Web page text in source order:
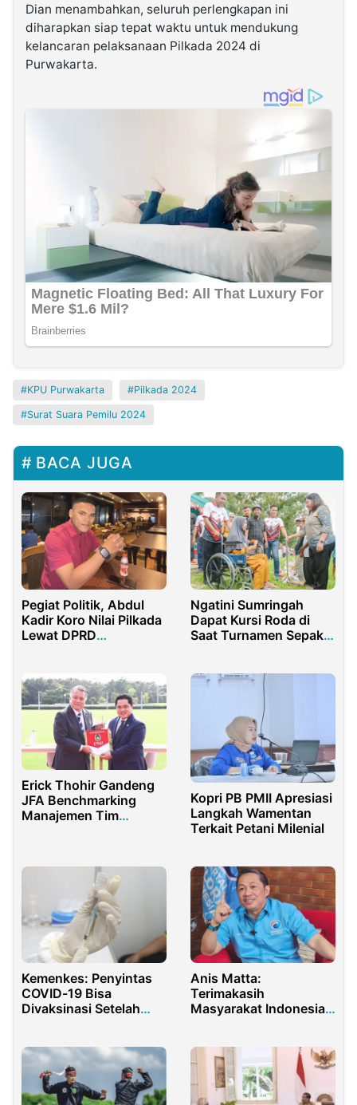
Dian menambahkan, seluruh perlengkapan ini
diharapkan siap tepat waktu untuk mendukung
kelancaran pelaksanaan Pilkada 2024 di
Purwakarta.
KPU Purwakarta Pilkada 2024
Surat Suara Pemilu 2024
BACA JUGA
Pegiat Politik, Abdul
Kadir Koro Nilai Pilkada
Lewat DPRD
Ngatini Sumringah
Dapat Kursi Roda di
Saat Turnamen Sepak
Erick Thohir Gandeng
JFA Benchmarking
Manajemen Tim
Kopri PB PMII Apresiasi
Langkah Wamentan
Terkait Petani Milenial
Kemenkes: Penyintas
COVID-19 Bisa
Divaksinasi Setelah
Anis Matta:
Terimakasih
Masyarakat Indonesia